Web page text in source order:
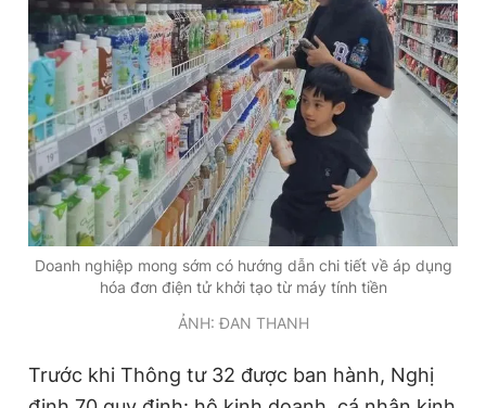
Doanh nghiệp mong sớm có hướng dẫn chi tiết về áp dụng
hóa đơn điện tử khởi tạo từ máy tính tiền
ẢNH: ĐAN THANH
Trước khi Thông tư 32 được ban hành, Nghị